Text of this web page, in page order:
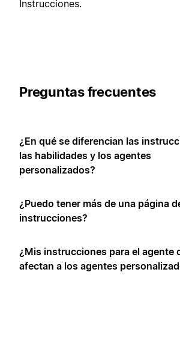
Instrucciones.
Preguntas frecuentes
¿En qué se diferencian las
las habilidades y los agentes
personalizados?
¿Puedo tener más de una página
instrucciones?
¿Mis instrucciones para el agente
afectan a los agentes